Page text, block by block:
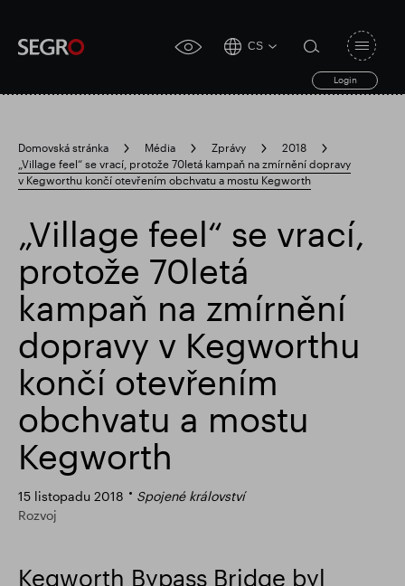
accessibility
CS
Login
search
form
search
Search
for
Průhledná
Populární vyhledávání
Zodpovědné SEGRO
Slough obchodní nemovitost
Finanční výsledky Aktualizace obchodování
Chytrý park
toggle
Domovská stránka Média Zprávy
2018
„Village feel“ se vrací, protože 70letá kampaň na zmírnění dopravy
v Kegworthu končí otevřením obchvatu a mostu Kegworth
„Village feel“ se vrací,
protože 70letá
kampaň na zmírnění
dopravy v Kegworthu
končí otevřením
obchvatu a mostu
Kegworth
15 listopadu 2018
Spojené království
Rozvoj
Kegworth Bypass Bridge byl